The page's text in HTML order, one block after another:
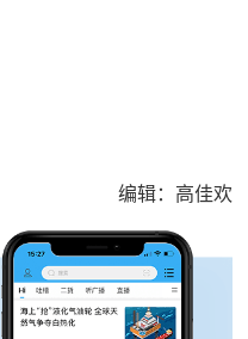
编辑：高佳欢